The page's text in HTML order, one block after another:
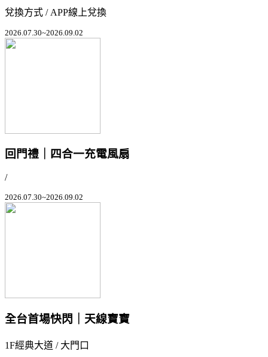
兌換方式 / APP線上兌換
2026.07.30~2026.09.02
回門禮｜四合一充電風扇
/
2026.07.30~2026.09.02
全台首場快閃｜天線寶寶
1F經典大道 / 大門口